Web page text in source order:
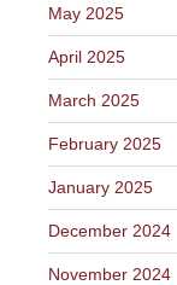
May 2025
April 2025
March 2025
February 2025
January 2025
December 2024
November 2024